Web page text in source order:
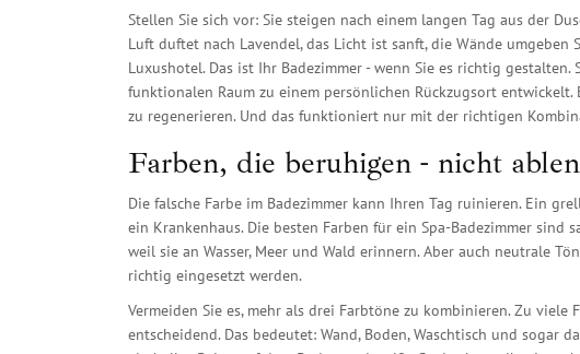
Stellen Sie sich vor: Sie steigen nach einem langen Tag aus der
Luft duftet nach Lavendel, das Licht ist sanft, die Wände
Luxushotel. Das ist Ihr Badezimmer - wenn Sie es richtig
funktionalen Raum zu einem persönlichen Rückzugsort
zu regenerieren. Und das funktioniert nur mit der richtigen
Farben, die beruhigen - nicht
Die falsche Farbe im Badezimmer kann Ihren Tag ruinieren. Ein
ein Krankenhaus. Die besten Farben für ein Spa-Badezimmer
weil sie an Wasser, Meer und Wald erinnern. Aber auch neutrale
richtig eingesetzt werden.
Vermeiden Sie es, mehr als drei Farbtöne zu kombinieren. Zu
entscheidend. Das bedeutet: Wand, Boden, Waschtisch und sogar